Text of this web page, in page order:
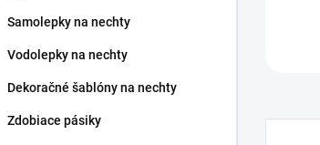
Samolepky na nechty
Vodolepky na nechty
Dekoračné šablóny na nechty
Zdobiace pásiky